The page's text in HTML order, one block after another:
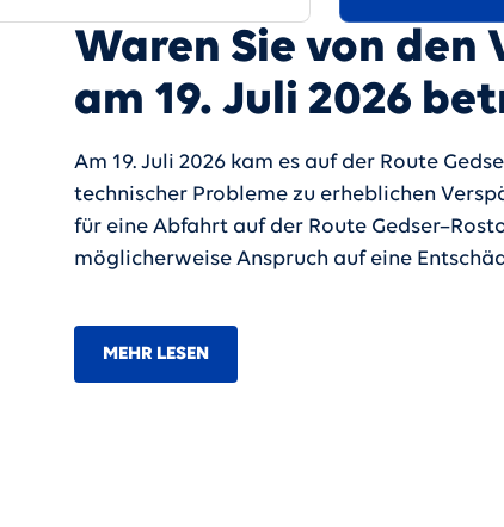
Waren Sie von den
am 19. Juli 2026
Am 19. Juli 2026 kam es auf der Route
technischer Probleme zu erheblichen
für eine Abfahrt auf der Route
möglicherweise Anspruch auf eine
MEHR LESEN